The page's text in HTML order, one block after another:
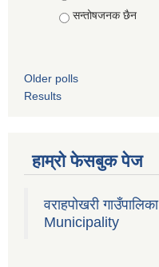
सन्तोषजनक छैन
Older polls
Results
हाम्रो फेसबुक पेज
वराहपोखरी
Municipality